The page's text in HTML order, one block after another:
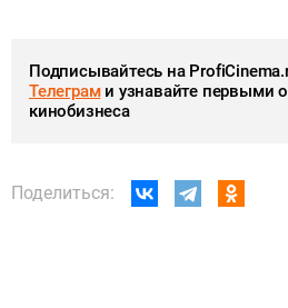
Подписывайтесь на
Телеграми узнавайте первыми
кинобизнеса
Поделиться: